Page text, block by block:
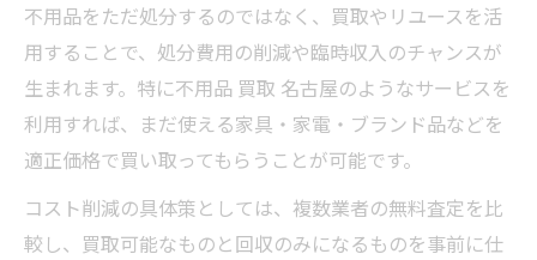
不用品をただ処分するのではなく、買取やリユースを活
用することで、処分費用の削減や臨時収入のチャンスが
生まれます。特に不用品 買取 名古屋のようなサービスを
利用すれば、まだ使える家具・家電・ブランド品などを
適正価格で買い取ってもらうことが可能です。
コスト削減の具体策としては、複数業者の無料査定を比
較し、買取可能なものと回収のみになるものを事前に仕